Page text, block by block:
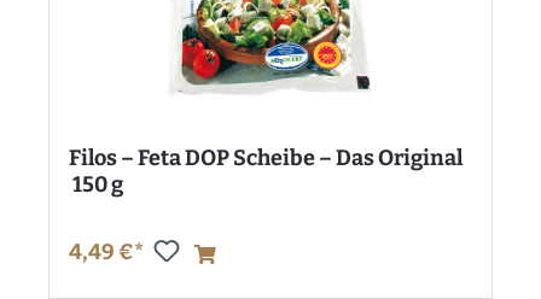
Filos – Feta DOP Scheibe – Das Original
150 g
4,49 €*